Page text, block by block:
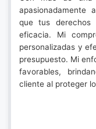
apasionadamente
que tus derechos
eficacia. Mi
personalizadas y
presupuesto. Mi
favorables,
cliente al proteger